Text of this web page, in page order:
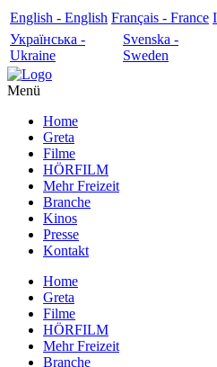
English - English Français - France
Українська -
Ukraine
Svenska -
Sweden
Menü
Home
Greta
Filme
HÖRFILM
Mehr Freizeit
Branche
Kinos
Presse
Kontakt
Home
Greta
Filme
HÖRFILM
Mehr Freizeit
Branche